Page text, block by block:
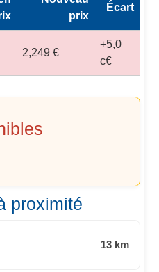
prix
Écart
2,249 €
+5,0
c€
proximité
13 km